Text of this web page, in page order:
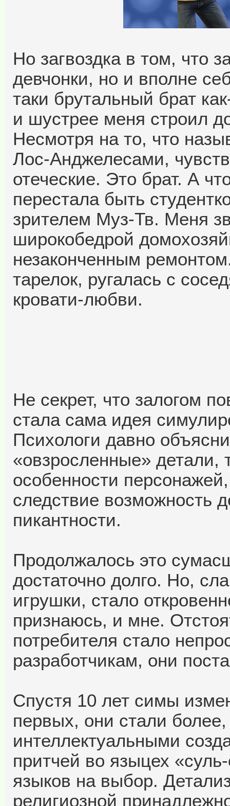
Но загвоздка в том, что
девчонки, но и вполне
таки брутальный брат
и шустрее меня строил
Несмотря на то, что
Лос-Анджелесами,
отеческие. Это брат. А
перестала быть
зрителем Муз-Тв. Меня
широкобедрой
незаконченным
тарелок, ругалась с
кровати-любви.
Не секрет, что залогом
стала сама идея
Психологи давно
«овзросленные» детали,
особенности
следствие возможность
пикантности.
Продолжалось это
достаточно долго. Но,
игрушки, стало
признаюсь, и мне.
потребителя стало
разработчикам, они
Спустя 10 лет симы
первых, они стали
интеллектуальными
притчей во языцех
языков на выбор.
религиозной